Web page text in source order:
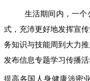
生活期间内，一
式，充沛更好地发挥宣
务知识与技能周到大力
发布信息专题学习传播
提高各国人身健康涉密